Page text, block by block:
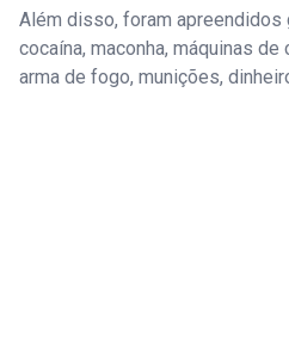
Além disso, foram apreendidos
cocaína, maconha, máquinas
arma de fogo, munições,